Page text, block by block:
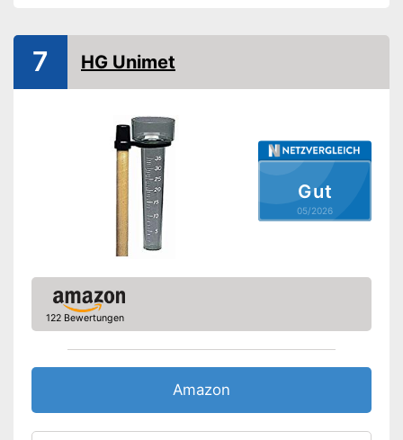
Gut
05/2026
7 HG Unimet
122 Bewertungen
Amazon